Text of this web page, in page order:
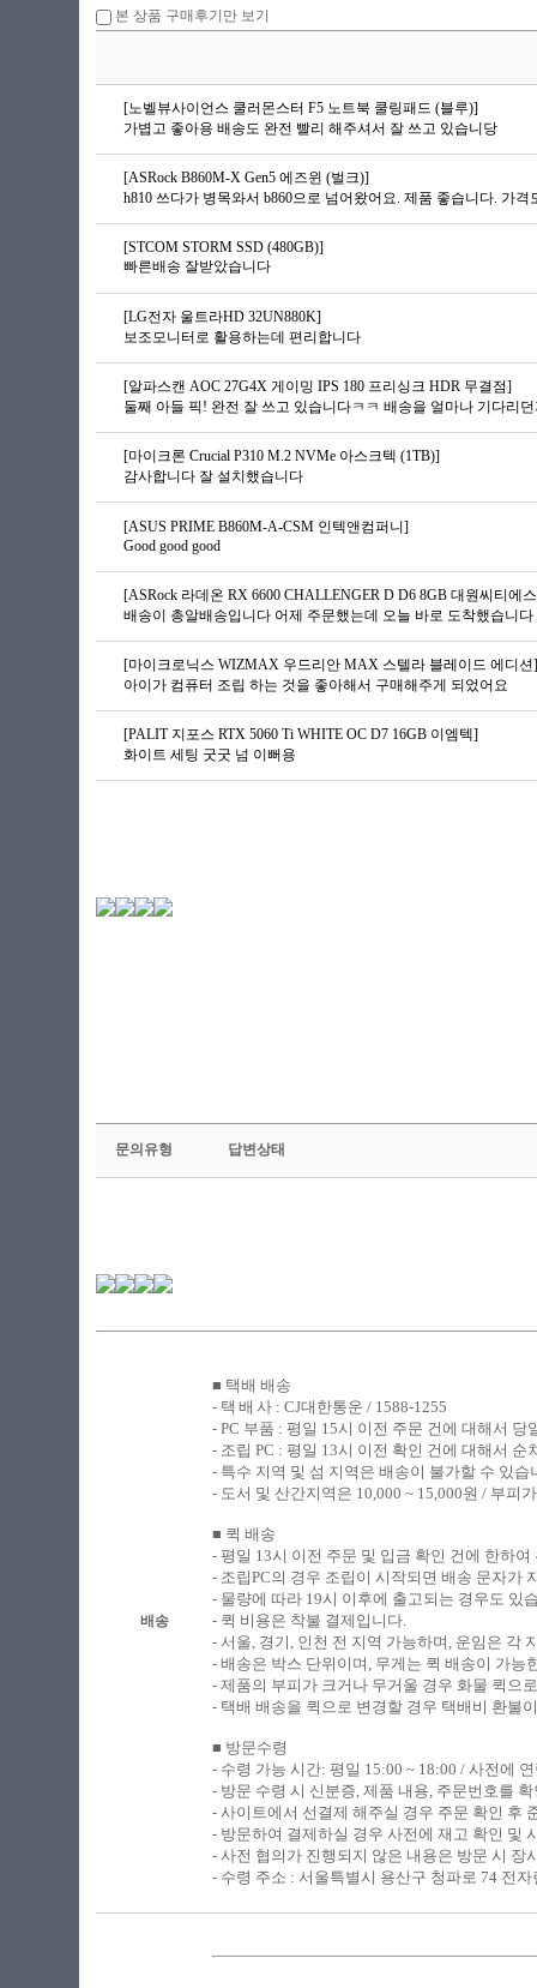
본 상품 구매후기만 보기
[노벨뷰사이언스 쿨러몬스터 F5 노트북 쿨링패드 (블루)]
가볍고 좋아용 배송도 완전 빨리 해주셔서 잘 쓰고 있습니당
[ASRock B860M-X Gen5 에즈윈 (벌크)]
h810 쓰다가 병목와서 b860으로 넘어왔어요. 제품 좋습니다. 가격
[STCOM STORM SSD (480GB)]
빠른배송 잘받았습니다
[LG전자 울트라HD 32UN880K]
보조모니터로 활용하는데 편리합니다
[알파스캔 AOC 27G4X 게이밍 IPS 180 프리싱크 HDR 무결점]
[마이크론 Crucial P310 M.2 NVMe 아스크텍 (1TB)]
감사합니다 잘 설치했습니다
[ASUS PRIME B860M-A-CSM 인텍앤컴퍼니]
Good good good
[ASRock 라데온 RX 6600 CHALLENGER D D6 8GB 대원씨티에
배송이 총알배송입니다 어제 주문했는데 오늘 바로 도착했습니
[마이크로닉스 WIZMAX 우드리안 MAX 스텔라 블레이드 에디션]
아이가 컴퓨터 조립 하는 것을 좋아해서 구매해주게 되었어요
[PALIT 지포스 RTX 5060 Ti WHITE OC D7 16GB 이엠텍]
화이트 세팅 굿굿 넘 이뻐용
문의유형 답변상태
배송
■ 택배 배송
​- 택 배 사 : CJ대한통운 / 1588-1255
- PC 부품 : 평일 15시 이전 주문 건에 대해서 당
- 조립 PC : 평일 13시 이전 확인 건에 대해서
- 특수 지역 및 섬 지역은 배송이 불가할 수 있습
- 도서 및 산간지역은 10,000 ~ 15,000원 / 부피
■ 퀵 배송
​- 평일 13시 이전 주문 및 입금 확인 건에 한하
- 조립PC의 경우 조립이 시작되면 배송 문자가
- 물량에 따라 19시 이후에 출고되는 경우도 있
- 퀵 비용은 착불 결제입니다.
- 서울, 경기, 인천 전 지역 가능하며, 운임은 각
- 배송은 박스 단위이며, 무게는 퀵 배송이 가능
- 제품의 부피가 크거나 무거울 경우 화물 퀵으
- 택배 배송을 퀵으로 변경할 경우 택배비 환불
■ 방문수령
​- 수령 가능 시간: 평일 15:00 ~ 18:00 / 사전에
- 방문 수령 시 신분증, 제품 내용, 주문번호를
- 사이트에서 선결제 해주실 경우 주문 확인 후
- 방문하여 결제하실 경우 사전에 재고 확인 및
- 사전 협의가 진행되지 않은 내용은 방문 시 장
- 수령 주소 : 서울특별시 용산구 청파로 74 전